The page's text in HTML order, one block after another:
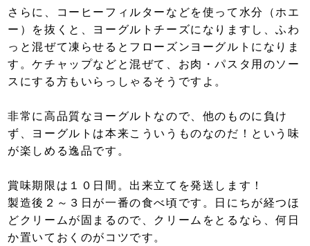
さらに、コーヒーフィルターなどを使って水分（ホエ
ー）を抜くと、ヨーグルトチーズになりますし、ふわ
っと混ぜて凍らせるとフローズンヨーグルトになりま
す。ケチャップなどと混ぜて、お肉・パスタ用のソー
スにする方もいらっしゃるそうですよ。
非常に高品質なヨーグルトなので、他のものに負け
ず、ヨーグルトは本来こういうものなのだ！という味
が楽しめる逸品です。
賞味期限は１０日間。出来立てを発送します！
製造後２～３日が一番の食べ頃です。日にちが経つほ
どクリームが固まるので、クリームをとるなら、何日
か置いておくのがコツです。